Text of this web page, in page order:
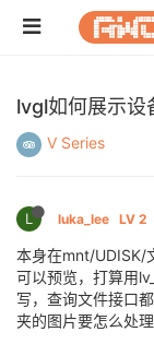
lvgl如何展示设
V Series
L luka_lee LV 2
本身在mnt/UDISK/
可以预览，打算用
写，查询文件接口
夹的图片要怎么处理